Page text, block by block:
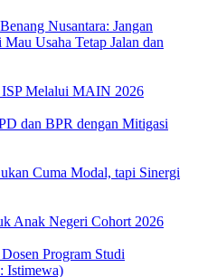
Nusantara: Jangan
Usaha Tetap Jalan dan
Melalui MAIN 2026
dan BPR dengan Mitigasi
Cuma Modal, tapi Sinergi
Anak Negeri Cohort 2026